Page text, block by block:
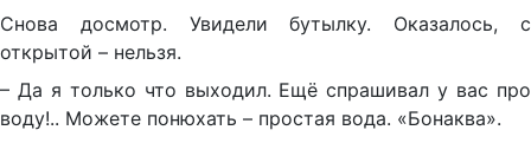
Снова досмотр. Увидели бутылку. Оказалось, с
открытой – нельзя.
– Да я только что выходил. Ещё спрашивал у вас про
воду!.. Можете понюхать – простая вода. «Бонаква».